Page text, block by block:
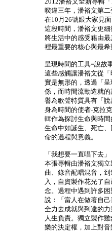
暌違三年，潘裕文第
在10月26號跟大家見
這段時間，潘裕文更
將生活中的感受藉由
裡最重要的核心與最
呈現時間的工具=說故
這些感觸讓潘裕文從
實是無形的，透過「
係，而時間流動造就
譽為歌聲特質具有「
身為時間的使者-克拉
輯作為探討生命與時
生命中如誕生、死亡
命的過程與意義。
「我想要一直唱下去
本張專輯由潘裕文獨
曲、錄音配唱混音，
入，自資製作花光了
念。過程中遇到許多
說：「當人在做著自
全力去成就與到達的
人生負責。獨立製作
樂的決定權，加上對